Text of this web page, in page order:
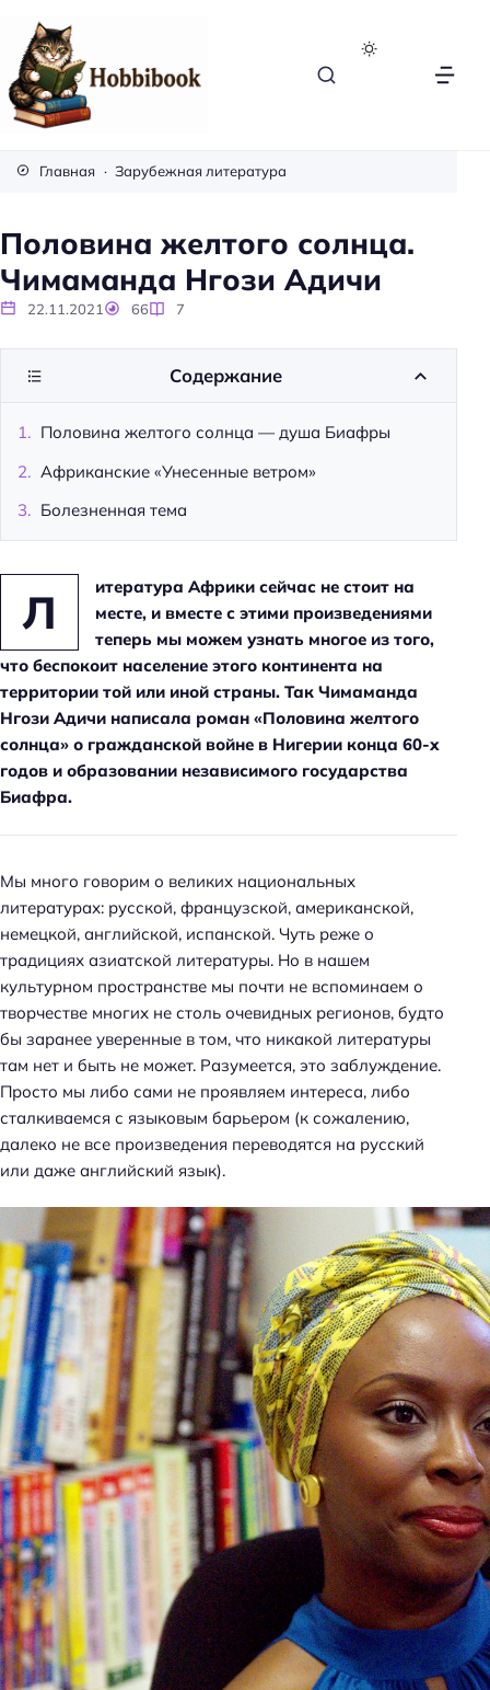
i
b
o
k
Главная Зарубежная литература
Половина желтого солнца.
Чимаманда Нгози Адичи
22.11.2021 66 7
Л
итература Африки сейчас не стоит на
месте, и вместе с этими произведениями
теперь мы можем узнать многое из того,
что беспокоит население этого континента на
территории той или иной страны. Так Чимаманда
Нгози Адичи написала роман «Половина желтого
солнца» о гражданской войне в Нигерии конца 60-х
годов и образовании независимого государства
Биафра.
Мы много говорим о великих национальных
литературах: русской, французской, американской,
немецкой, английской, испанской. Чуть реже о
традициях азиатской литературы. Но в нашем
культурном пространстве мы почти не вспоминаем о
творчестве многих не столь очевидных регионов, будто
бы заранее уверенные в том, что никакой литературы
там нет и быть не может. Разумеется, это заблуждение.
Просто мы либо сами не проявляем интереса, либо
сталкиваемся с языковым барьером (к сожалению,
далеко не все произведения переводятся на русский
или даже английский язык).
Содержание
Половина желтого солнца — душа Биафры
Африканские «Унесенные ветром»
Болезненная тема